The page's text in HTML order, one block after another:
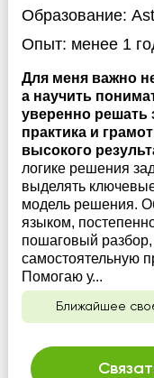
Образование:
Опыт: менее 1
Для меня важно
а научить
уверенно решать
практика и
высокого
логике решения
выделять
модель решения.
языком,
пошаговый
самостоятельную
Помогаю у...
Ближайшее